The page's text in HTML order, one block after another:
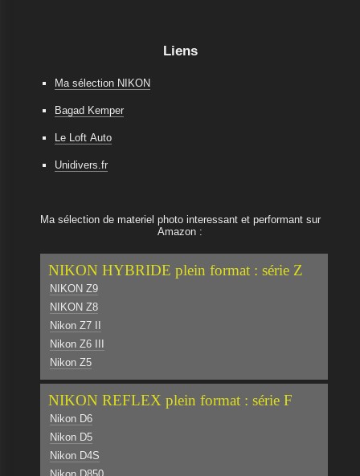
Liens
Ma sélection NIKON
Bagad Kemper
Le Loft Auto
Unidivers.fr
Ma sélection de materiel photo interessant et performant sur
Amazon :
NIKON HYBRIDE plein format : série Z
NIKON Z9
NIKON Z8
Nikon Z7 II
Nikon Z6 III
Nikon Z5
NIKON REFLEX plein format : série F
Nikon D6
Nikon D5
Nikon D4S